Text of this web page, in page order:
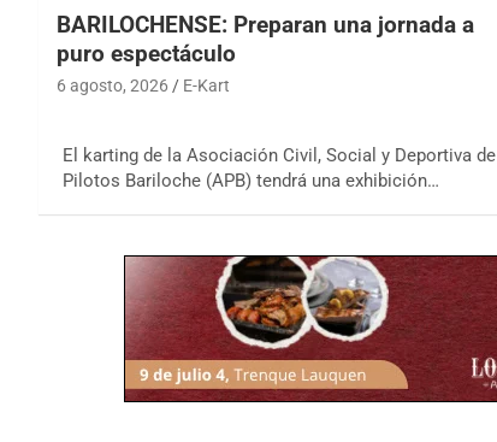
BARILOCHENSE: Preparan una jornada a
puro espectáculo
6 agosto, 2026 E-Kart
El karting de la Asociación Civil, Social y Deportiva de
Pilotos Bariloche (APB) tendrá una exhibición…